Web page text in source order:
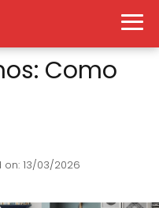
Como
on: 13/03/2026